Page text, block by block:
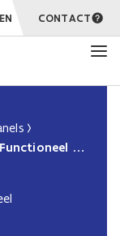
EN CONTACT
Med2: Bio-informatica, Genetica en Functioneel Genoomonderzoek, Ontwikkelings- en Stamcelbiologie PD